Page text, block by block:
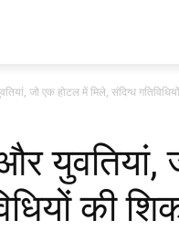
जो एक होटल में मिले, संदिग्ध
युवतियां,
की